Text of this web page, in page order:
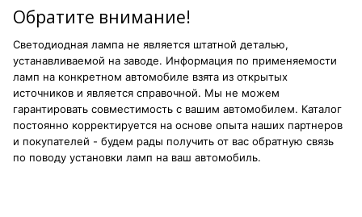
Обратите внимание!
Светодиодная лампа не является штатной деталью,
устанавливаемой на заводе. Информация по применяемости
ламп на конкретном автомобиле взята из открытых
источников и является справочной. Мы не можем
гарантировать совместимость с вашим автомобилем. Каталог
постоянно корректируется на основе опыта наших партнеров
и покупателей - будем рады получить от вас обратную связь
по поводу установки ламп на ваш автомобиль.